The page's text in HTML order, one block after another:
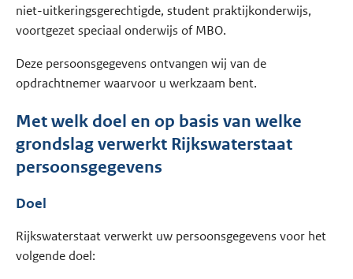
niet-uitkeringsgerechtigde, student praktijkonderwijs,
voortgezet speciaal onderwijs of MBO.
Deze persoonsgegevens ontvangen wij van de
opdrachtnemer waarvoor u werkzaam bent.
Met welk doel en op basis van welke
grondslag verwerkt Rijkswaterstaat
persoonsgegevens
Doel
Rijkswaterstaat verwerkt uw persoonsgegevens voor het
volgende doel: